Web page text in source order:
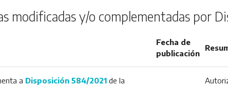
modificadas y/o complementadas por
Fecha de
publicación
a Disposición 584/2021de la